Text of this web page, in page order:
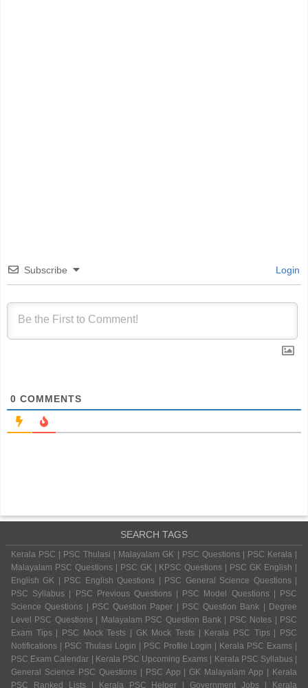
Subscribe Login
0 COMMENTS
SEARCH TAGS
Kerala PSC | PSC Thulasi | Malayalam GK | PSC Questions | PSC Kerala |
Malayalam PSC Questions | PSC GK | KPSC Questions | PSC GK English |
English GK | PSC English Questions | PSC General Science Questions |
PSC Syllabus | PSC Previous Questions | PSC Model Questions | PSC
Science Questions | PSC Question Paper | PSC Question Bank | Degree
Level PSC Questions | Malayalam PSC Question Bank | PSC Notes | PSC
Exam Tips | PSC Mock Tests | GK Mock Tests | Kerala PSC Tips | PSC
Notifications | PSC Thulasi Login | PSC Profile Login | Kerala PSC Exams |
PSC Exam Calendar | Kerala PSC Upcoming Exams | Kerala PSC Syllabus |
General Science PSC Questions | PSC App | GK Malayalam App | Kerala
PSC Ranked Lists | Kerala PSC Helper | Government Jobs | Kerala